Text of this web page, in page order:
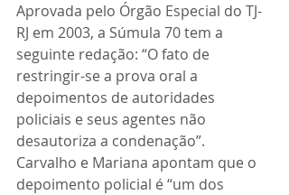
Aprovada pelo Órgão Especial do TJ-
RJ em 2003, a Súmula 70 tem a
seguinte redação: “O fato de
restringir-se a prova oral a
depoimentos de autoridades
policiais e seus agentes não
desautoriza a condenação”.
Carvalho e Mariana apontam que o
depoimento policial é “um dos